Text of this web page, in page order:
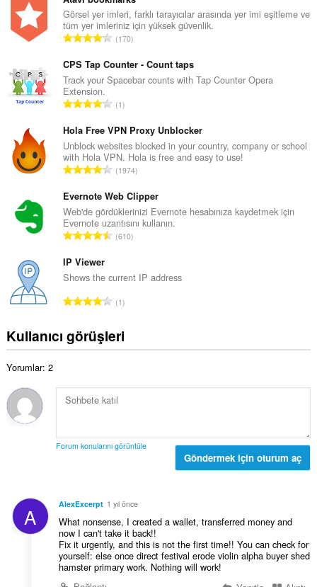
Görsel yer imleri, farklı tarayıcılar arasında yer imi eşitleme ve
tüm yer imleriniz için yüksek güvenlik.
T
p
l
m
y
s
a
y
ı
s
ı
:
170
CPS Tap Counter - Count taps
Track your Spacebar counts with Tap Counter Opera
Extension.
T
p
l
a
m
y
s
a
y
s
:
1
Hola Free VPN Proxy Unblocker
Unblock websites blocked in your country, company or school
with Hola VPN. Hola is free and easy to use!
T
p
l
a
m
s
a
y
s
ı
1974
Evernote Web Clipper
Web'de gördüklerinizi Evernote hesabınıza kaydetmek için
Evernote uzantısını kullanın.
T
l
m
y
s
ı
s
610
IP Viewer
Shows the current IP address
T
l
o
y
y
:
1
Kullanıcı görüşleri
Yorumlar: 2
Forum konularını görüntüle
Göndermek için oturum aç
A AlexExcerpt 1 yıl önce
What nonsense, I created a wallet, transferred money and
now I can't take it back!!
Fix it urgently, and this is not the first time!! You can check for
yourself: else once direct festival erode violin alpha buyer shed
hamster primary work. Nothing will work!